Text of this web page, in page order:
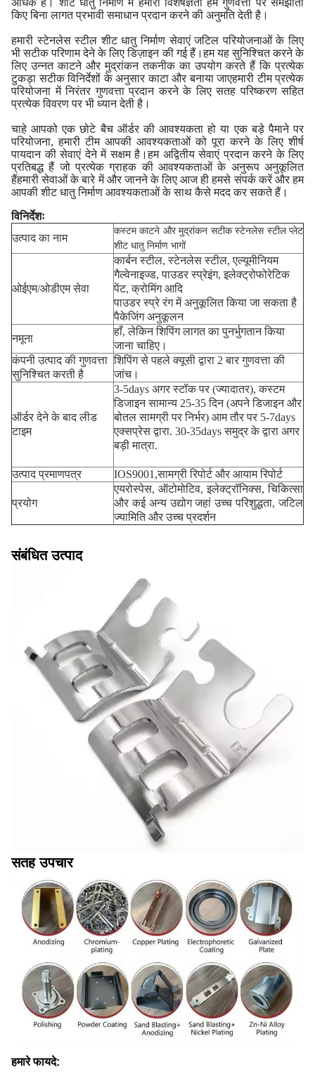
अधिक है। शीट धातु निर्माण में हमारी विशेषज्ञता हमें गुणवत्ता पर समझौता
किए बिना लागत प्रभावी समाधान प्रदान करने की अनुमति देती है।
हमारी स्टेनलेस स्टील शीट धातु निर्माण सेवाएं जटिल परियोजनाओं के लिए
भी सटीक परिणाम देने के लिए डिज़ाइन की गई हैं।हम यह सुनिश्चित करने के
लिए उन्नत काटने और मुद्रांकन तकनीक का उपयोग करते हैं कि प्रत्येक
टुकड़ा सटीक विनिर्देशों के अनुसार काटा और बनाया जाएहमारी टीम प्रत्येक
परियोजना में निरंतर गुणवत्ता प्रदान करने के लिए सतह परिष्करण सहित
प्रत्येक विवरण पर भी ध्यान देती है।
चाहे आपको एक छोटे बैच ऑर्डर की आवश्यकता हो या एक बड़े पैमाने पर
परियोजना, हमारी टीम आपकी आवश्यकताओं को पूरा करने के लिए शीर्ष
पायदान की सेवाएं देने में सक्षम है।हम अद्वितीय सेवाएं प्रदान करने के लिए
प्रतिबद्ध हैं जो प्रत्येक ग्राहक की आवश्यकताओं के अनुरूप अनुकूलित
हैंहमारी सेवाओं के बारे में और जानने के लिए आज ही हमसे संपर्क करें और हम
आपकी शीट धातु निर्माण आवश्यकताओं के साथ कैसे मदद कर सकते हैं।
विनिर्देशः
उत्पाद का नाम
कस्टम काटने और मुद्रांकन सटीक स्टेनलेस स्टील प्लेट
शीट धातु निर्माण भागों
ओईएम/ओडीएम सेवा
कार्बन स्टील, स्टेनलेस स्टील, एल्यूमीनियम
गैल्वेनाइज्ड, पाउडर स्प्रेइंग, इलेक्ट्रोफोरेटिक
पेंट, क्रोमिंग आदि
पाउडर स्प्रे रंग में अनुकूलित किया जा सकता है
पैकेजिंग अनुकूलन
नमूना
हाँ, लेकिन शिपिंग लागत का पुनर्भुगतान किया
जाना चाहिए।
कंपनी उत्पाद की गुणवत्ता
सुनिश्चित करती है
शिपिंग से पहले क्यूसी द्वारा 2 बार गुणवत्ता की
जांच।
ऑर्डर देने के बाद लीड
टाइम
3-5days अगर स्टॉक पर (ज्यादातर), कस्टम
डिजाइन सामान्य 25-35 दिन (अपने डिजाइन और
बोतल सामग्री पर निर्भर) आम तौर पर 5-7days
एक्सप्रेस द्वारा. 30-35days समुद्र के द्वारा अगर
बड़ी मात्रा.
उत्पाद प्रमाणपत्र IOS9001,सामग्री रिपोर्ट और आयाम रिपोर्ट
प्रयोग
एयरोस्पेस, ऑटोमोटिव, इलेक्ट्रॉनिक्स, चिकित्सा
और कई अन्य उद्योग जहां उच्च परिशुद्धता, जटिल
ज्यामिति और उच्च प्रदर्शन
संबंधित उत्पाद
सतह उपचार
हमारे फायदे: